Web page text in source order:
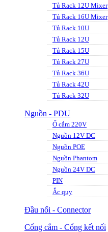
Tủ Rack 12U Mixer
Tủ Rack 16U Mixer
Tủ Rack 10U
Tủ Rack 12U
Tủ Rack 15U
Tủ Rack 27U
Tủ Rack 36U
Tủ Rack 42U
Tủ Rack 32U
Nguồn - PDU
Ổ cắm 220V
Nguồn 12V DC
Nguồn POE
Nguồn Phantom
Nguồn 24V DC
PIN
Ắc quy
Đầu nối - Connector
Cổng cắm - Cổng kết nối